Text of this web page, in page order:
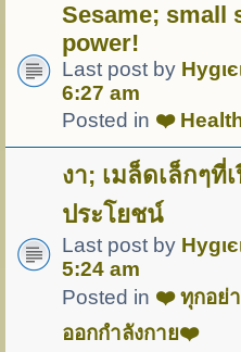
Sesame; small
power!
Last post by
6:27 am
Posted in ❤️
งา; เมล็ดเล็กๆ
ประโยชน์
Last post by
5:24 am
Posted in ❤️ ทุกอย่า
ออกกำลังกาย❤️